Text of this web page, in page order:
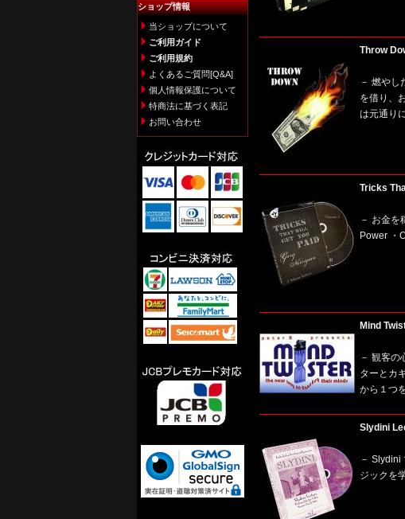
ショップ情報
当ショップについて
ご利用ガイド
ご利用規約
よくあるご質問[Q&A]
個人情報保護について
特商法に基づく表記
お問い合わせ
Throw
－ 燃やし
を借り、
は元通り
Tricks
－ お金
Power ・
Mind
－ 観客の
ターとカ
から１つ
Slydini
－ Slydini
ジックを